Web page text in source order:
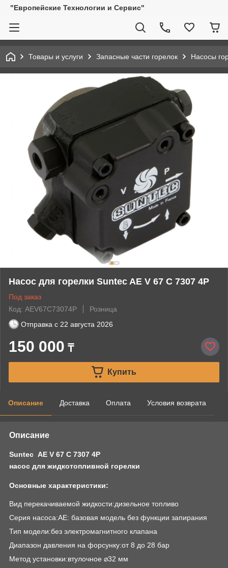
"Европейские Технологии и Сервис"
Товары и услуги Запасные части горелок Насосы
Насос для горелки Suntec AE V 67 C 7307 4P
Под заказ
Код: AEV67C73074P
Розница
Отправка с 22 августа 2026
150 000 ₸
Купить
Описание Доставка Оплата Условия возврата
Описание
Suntec AE V 67 C 7307 4P
насос для жидкотопливной горелки
Основные характеристики:
Вид перекачиваемой жидкости:дизельное топливо
Серия насоса:AE: базовая модель без функции запирания
Тип модели:без электромагнитного клапана
Диапазон давления на форсунку:от 8 до 28 бар
Метод установки:втулочное ⌀32 мм